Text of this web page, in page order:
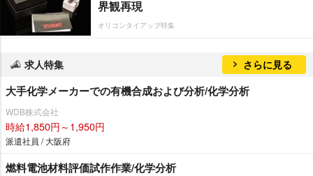
界観再現
オリコンタイアップ特集
求人特集 さらに見る
大手化学メーカーでの有機合成および分析/化学分析
WDB株式会社
時給1,850円～1,950円
派遣社員 / 大阪府
燃料電池材料評価試作作業/化学分析